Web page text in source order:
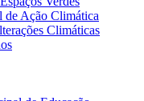
de Ação Climática
Climáticas